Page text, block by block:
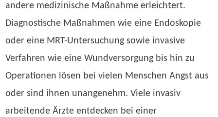
andere medizinische Maßnahme erleichtert.
Diagnostische Maßnahmen wie eine Endoskopie
oder eine MRT-Untersuchung sowie invasive
Verfahren wie eine Wundversorgung bis hin zu
Operationen lösen bei vielen Menschen Angst aus
oder sind ihnen unangenehm. Viele invasiv
arbeitende Ärzte entdecken bei einer